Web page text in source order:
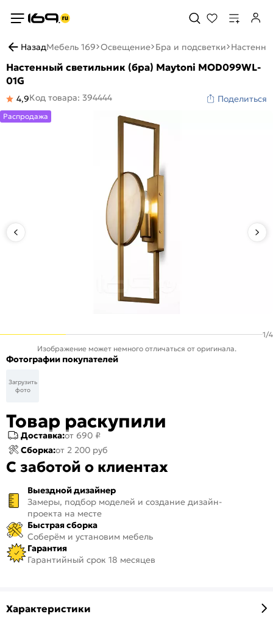
НазадМебель 169 Освещение Бра и подсветки
Настенный светильник (бра) Maytoni MOD099WL-
01G
4,9Код товара: 394444 Поделиться
1/4
Распродажа
Изображение может немного отличаться от оригинала.
Фотографии покупателей
Загрузить
фото
Товар раскупили
Доставка:от 690 ₽
Сборка:от 2 200 руб
С заботой о клиентах
Выездной дизайнер
Замеры, подбор моделей и создание дизайн-
проекта на месте
Быстрая сборка
Соберём и установим мебель
Гарантия
Гарантийный срок 18 месяцев
Характеристики